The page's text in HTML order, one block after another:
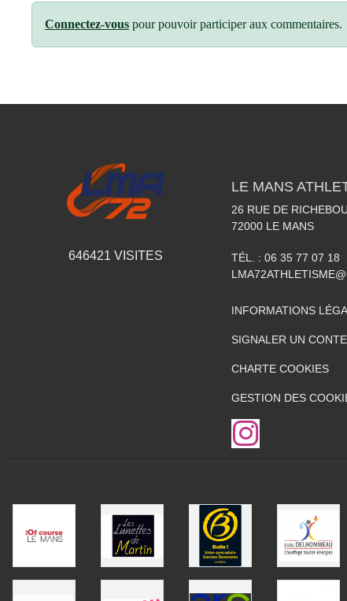
Connectez-vous pour pouvoir participer aux commentaires.
646421 VISITES
LE MANS
26 RUE DE
72000 LE MANS
TÉL. : 06 35 77 07 18
INFORMATIONS
SIGNALER UN
CHARTE COOKIES
GESTION DES